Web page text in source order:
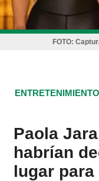
FOTO:
ENTRETENIMIENTO
Paola
habrían
lugar